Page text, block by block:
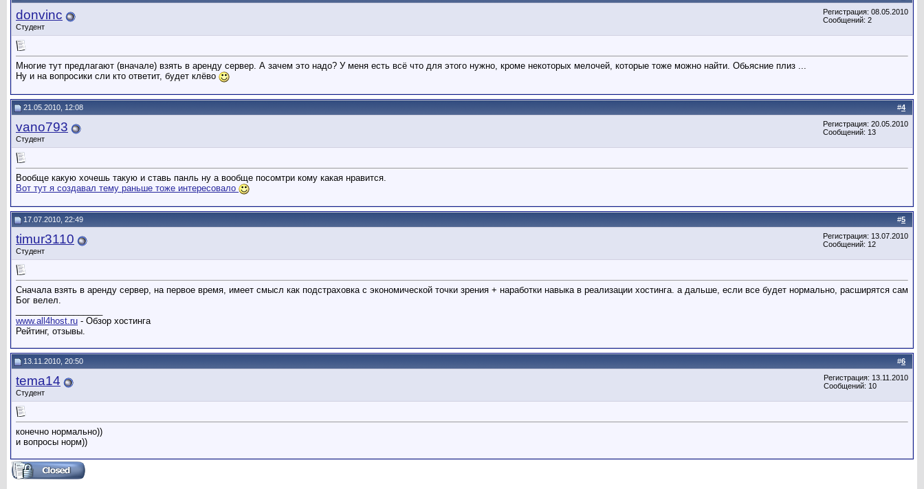
donvinc
Студент
Регистрация: 08.05.2010
Сообщений: 2
Многие тут предлагают (вначале) взять в аренду сервер. А зачем это надо? У меня есть всё что для этого нужно, кроме некоторых мелочей, которые тоже можно найти. Обьясние плиз ...
Ну и на вопросики сли кто ответит, будет клёво
#4
21.05.2010, 12:08
vano793
Студент
Регистрация: 20.05.2010
Сообщений: 13
Вообще какую хочешь такую и ставь панль ну а вообще посомтри кому какая нравится.
Вот тут я создавал тему раньше тоже интересовало
#5
17.07.2010, 22:49
timur3110
Студент
Регистрация: 13.07.2010
Сообщений: 12
Сначала взять в аренду сервер, на первое время, имеет смысл как подстраховка с экономической точки зрения + наработки навыка в реализации хостинга. а дальше, если все будет нормально, расширятся сам
Бог велел.
www.all4host.ru - Обзор хостинга
Рейтинг, отзывы.
#6
13.11.2010, 20:50
tema14
Студент
Регистрация: 13.11.2010
Сообщений: 10
конечно нормально))
и вопросы норм))